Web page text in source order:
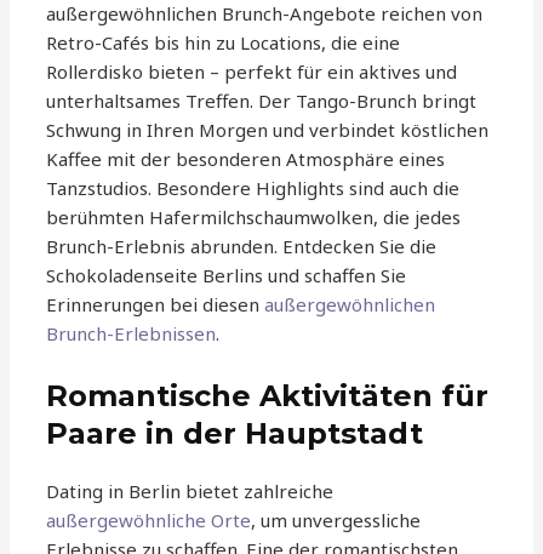
außergewöhnlichen Brunch-Angebote reichen von
Retro-Cafés bis hin zu Locations, die eine
Rollerdisko bieten – perfekt für ein aktives und
unterhaltsames Treffen. Der Tango-Brunch bringt
Schwung in Ihren Morgen und verbindet köstlichen
Kaffee mit der besonderen Atmosphäre eines
Tanzstudios. Besondere Highlights sind auch die
berühmten Hafermilchschaumwolken, die jedes
Brunch-Erlebnis abrunden. Entdecken Sie die
Schokoladenseite Berlins und schaffen Sie
Erinnerungen bei diesenaußergewöhnlichen
Brunch-Erlebnissen.
Romantische Aktivitäten für
Paare in der Hauptstadt
Dating in Berlin bietet zahlreiche
außergewöhnliche Orte, um unvergessliche